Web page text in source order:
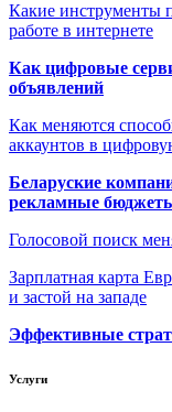
Какие инструменты
работе в интернете
Как цифровые
объявлений
Как меняются
аккаунтов в
Беларуские
рекламные
Голосовой поиск
Зарплатная карта
и застой на западе
Эффективные
Услуги